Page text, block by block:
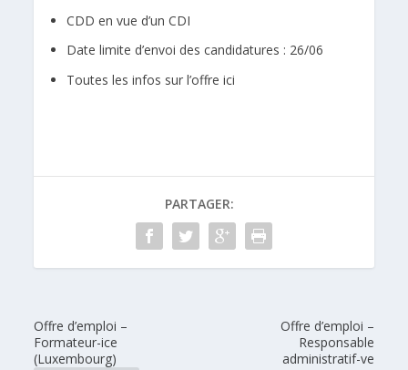
CDD en vue d’un CDI
Date limite d’envoi des candidatures : 26/06
Toutes les infos sur l’offre ici
PARTAGER:
Offre d’emploi –
Formateur-ice
(Luxembourg)
Offre d’emploi –
Responsable
administratif-ve